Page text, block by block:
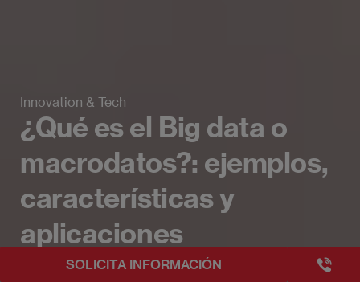
Innovation & Tech
¿Qué es el Big data o
macrodatos?: ejemplos,
características y
aplicaciones
SOLICITA INFORMACIÓN